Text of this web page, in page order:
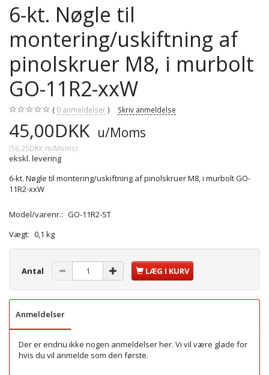
6-kt. Nøgle til
montering/uskiftning af
pinolskruer M8, i murbolt
GO-11R2-xxW
0 anmeldelser Skriv anmeldelse
45,00DKK u/Moms
(56,25DKK m/Moms)
ekskl. levering
6-kt. Nøgle til montering/uskiftning af pinolskruer M8, i murbolt GO-
11R2-xxW
Model/varenr.: GO-11R2-ST
Vægt: 0,1 kg
Antal LÆG I KURV
Anmeldelser
Der er endnu ikke nogen anmeldelser her. Vi vil være glade for
hvis du vil anmelde som den første.